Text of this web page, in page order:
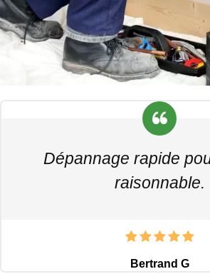
Dépannage rapide
raisonnable.
Bertrand G